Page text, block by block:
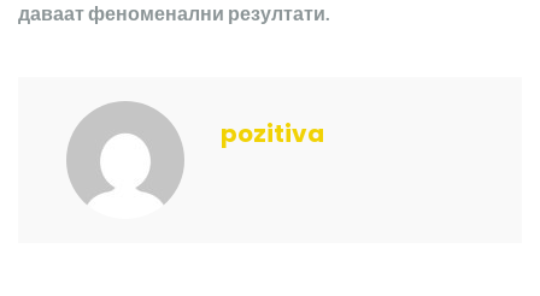
даваат феноменални резултати.
pozitiva